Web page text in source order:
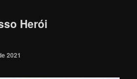
Herói
2021